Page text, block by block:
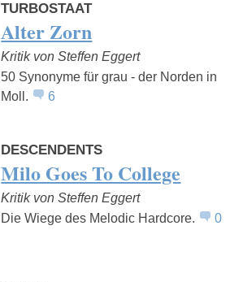
TURBOSTAAT
Alter Zorn
Kritik von Steffen Eggert
50 Synonyme für grau - der Norden in
Moll.
6
DESCENDENTS
Milo Goes To College
Kritik von Steffen Eggert
Die Wiege des Melodic Hardcore.
0